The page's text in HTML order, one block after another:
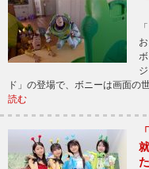
ド」の登場で、ボニーは画面の
読む